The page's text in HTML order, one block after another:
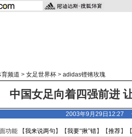
育频道 > 女足世界杯 > adidas铿锵玫瑰
中国女足向着四强前进
2003年9月29日12:27
功能 【我来说两句 】【我要“揪”错】【推荐】